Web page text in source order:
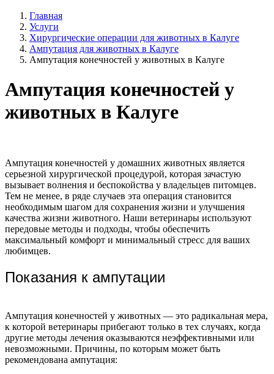
Главная
Услуги
Хирургические операции для животных в Калуге
Ампутация для животных в Калуге
Ампутация конечностей у животных в Калуге
Ампутация конечностей у
животных в Калуге
Ампутация конечностей у домашних животных является
серьезной хирургической процедурой, которая зачастую
вызывает волнения и беспокойства у владельцев питомцев.
Тем не менее, в ряде случаев эта операция становится
необходимым шагом для сохранения жизни и улучшения
качества жизни животного. Наши ветеринары используют
передовые методы и подходы, чтобы обеспечить
максимальный комфорт и минимальный стресс для ваших
любимцев.
Показания к ампутации
Ампутация конечностей у животных — это радикальная мера,
к которой ветеринары прибегают только в тех случаях, когда
другие методы лечения оказываются неэффективными или
невозможными. Причины, по которым может быть
рекомендована ампутация: